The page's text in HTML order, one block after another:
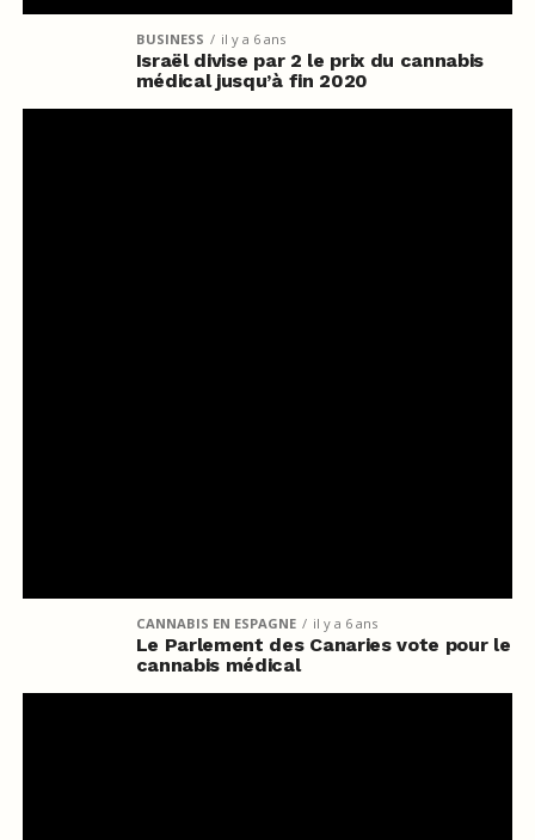
BUSINESS il y a 6 ans
Israël divise par 2 le prix du cannabis
médical jusqu’à fin 2020
CANNABIS EN ESPAGNE il y a 6 ans
Le Parlement des Canaries vote pour le
cannabis médical